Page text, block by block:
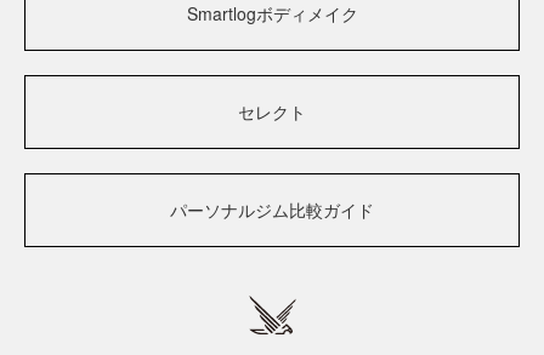
Smartlogボディメイク
セレクト
パーソナルジム比較ガイド